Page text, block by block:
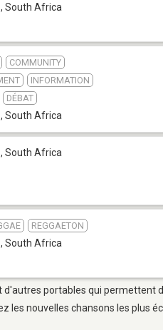
, South Africa
COMMUNITY
INFORMATION
DÉBAT
, South Africa
, South Africa
REGGAETON
, South Africa
d'autres portables qui permettent
les nouvelles chansons les plus